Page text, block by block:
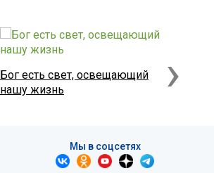
Бог есть свет, освещающий
нашу жизнь
Как
›
Мы в соцсетях